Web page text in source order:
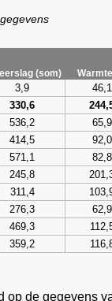
(som)
3,9 46,1
330,6
536,2 65,9
414,5 92,0
571,1 82,8
245,8
311,4
276,3 62,9
469,3
359,2
op de gegevens